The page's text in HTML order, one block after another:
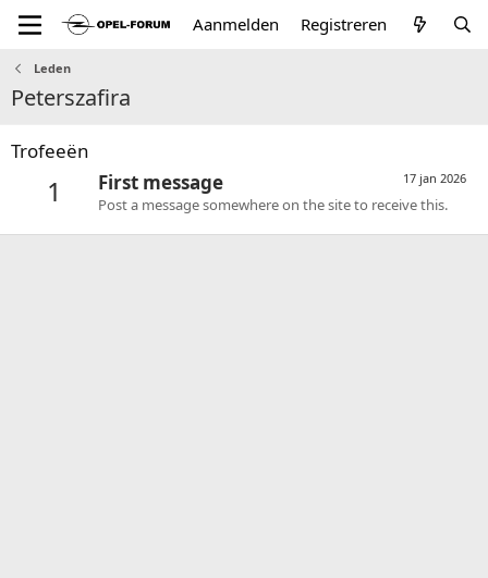
Aanmelden Registreren
Leden
Peterszafira
Trofeeën
1 17 jan 2026
First message
Post a message somewhere on the site to receive this.